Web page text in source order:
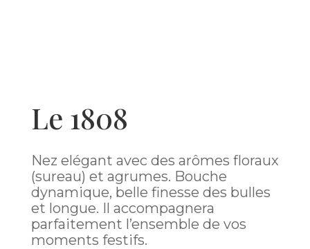
Le 1808
Nez elégant avec des arômes floraux
(sureau) et agrumes. Bouche
dynamique, belle finesse des bulles
et longue. Il accompagnera
parfaitement l’ensemble de vos
moments festifs.